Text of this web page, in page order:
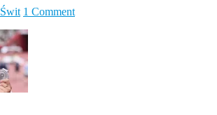
1 Comment